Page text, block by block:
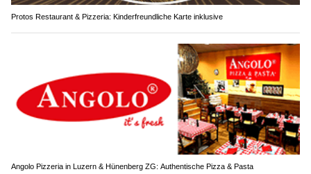
Protos Restaurant & Pizzeria: Kinderfreundliche Karte inklusive
Angolo Pizzeria in Luzern & Hünenberg ZG: Authentische Pizza & Pasta